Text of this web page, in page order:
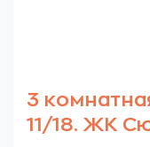
3
11/18. ЖК